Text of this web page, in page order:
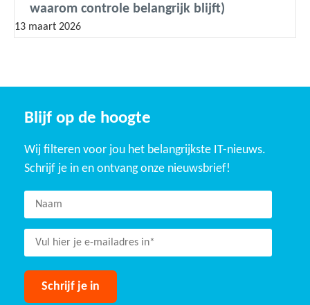
waarom controle belangrijk blijft)
13 maart 2026
Blijf op de hoogte
Wij filteren voor jou het belangrijkste IT-nieuws.
Schrijf je in en ontvang onze nieuwsbrief!